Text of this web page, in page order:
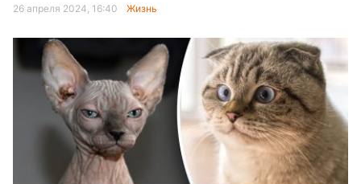
26 апреля 2024, 16:40 Жизнь